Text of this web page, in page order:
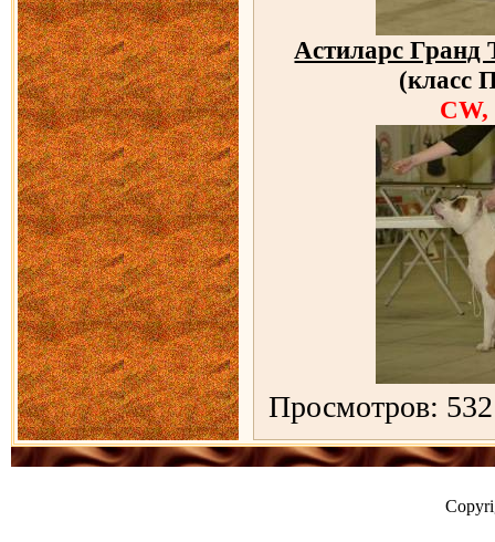
Аcтиларс Гранд
(класс
Просмотров: